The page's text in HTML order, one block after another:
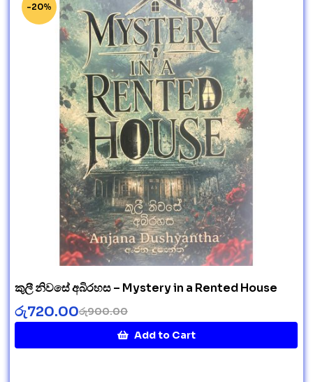
-20%
කුලී නිවසේ අබිරහස – Mystery in a Rented House
රු900.00
රු720.00
Add to Cart